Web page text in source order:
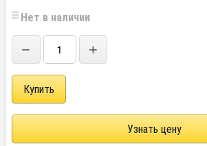
Нет в наличии
− +
Узнать цену